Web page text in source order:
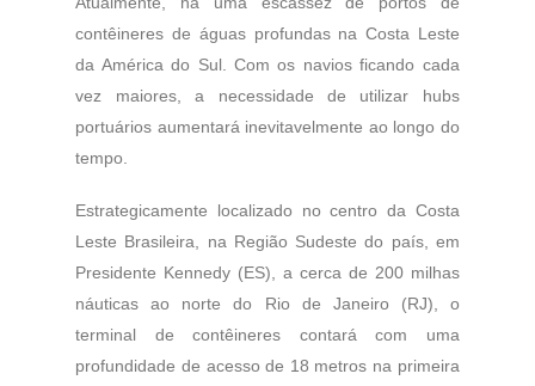
contêineres de águas profundas na Costa Leste
da América do Sul. Com os navios ficando cada
vez maiores, a necessidade de utilizar hubs
portuários aumentará inevitavelmente ao longo do
tempo.
Estrategicamente localizado no centro da Costa
Leste Brasileira, na Região Sudeste do país, em
Presidente Kennedy (ES), a cerca de 200 milhas
náuticas ao norte do Rio de Janeiro (RJ), o
terminal de contêineres contará com uma
profundidade de acesso de 18 metros na primeira